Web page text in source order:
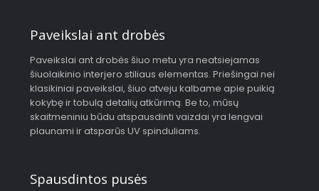
Paveikslai ant drobės
Paveikslai ant drobės šiuo metu yra neatsiejamas
šiuolaikinio interjero stiliaus elementas. Priešingai nei
klasikiniai paveikslai, šiuo atveju kalbame apie puikią
kokybę ir tobulą detalių atkūrimą. Be to, mūsų
skaitmeniniu būdu atspausdinti vaizdai yra lengvai
plaunami ir atsparūs UV spinduliams.
Spausdintos pusės